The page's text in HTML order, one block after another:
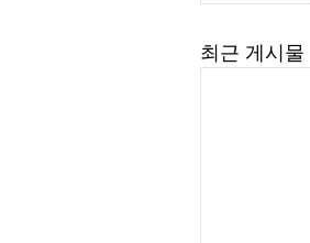
최근 게시물